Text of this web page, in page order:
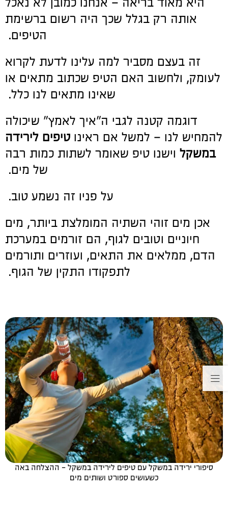
היא מאוד בריאה – אנחנו כמובן לא נאכל
אותה רק בגלל שכך היה רשום ברשימת
הטיפים.
זה בעצם מסביר למה עלינו לדעת לקרוא
לעומק, ולחשוב האם הטיפ שכתוב מתאים או
שאינו מתאים לנו כלל.
דוגמה קטנה לגבי ה"איך לאמץ" שיכולה
להמחיש לנו – למשל אם ראינו טיפים לירידה
במשקל וישנו טיפ שאומר לשתות כמות רבה
של מים.
על פניו זה נשמע טוב.
אכן מים זוהי השתיה המומלצת ביותר, מים
חיוניים וטובים לגוף, הם זורמים במערכת
הדם, ממלאים את התאים, ועוזרים ותורמים
לתפקודו התקין של הגוף.
סיפורי ירידה במשקל עם טיפים לירידה במשקל - ההצלחה באה
כשעושים ספורט ושותים מים